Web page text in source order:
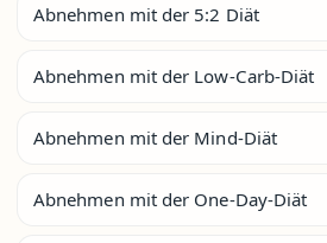
Abnehmen mit der 5:2 Diät
Abnehmen mit der Low-Carb-Diät
Abnehmen mit der Mind-Diät
Abnehmen mit der One-Day-Diät